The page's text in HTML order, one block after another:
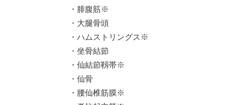
・腓腹筋※
・大腿骨頭
・ハムストリングス※
・坐骨結節
・仙結節靱帯※
・仙骨
・腰仙椎筋膜※